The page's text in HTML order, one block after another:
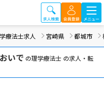
療法士求人 宮崎県 都城市
いで の理学療法士 の求人・転